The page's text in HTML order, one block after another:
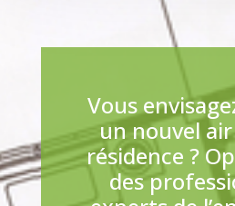
Vous
un nouvel
résidence ?
des